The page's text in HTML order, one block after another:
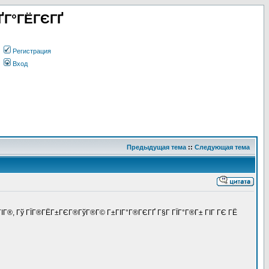
Регистрация
Вход
Предыдущая тема :: Следующая тема
Гў ГЇГ®ГЁГ±ГЄГ®ГўГ®Г© Г±ГІГ°Г®ГЄГҐ Г§Г ГЇГ°Г®Г± ГІГ ГЄ ГЁ